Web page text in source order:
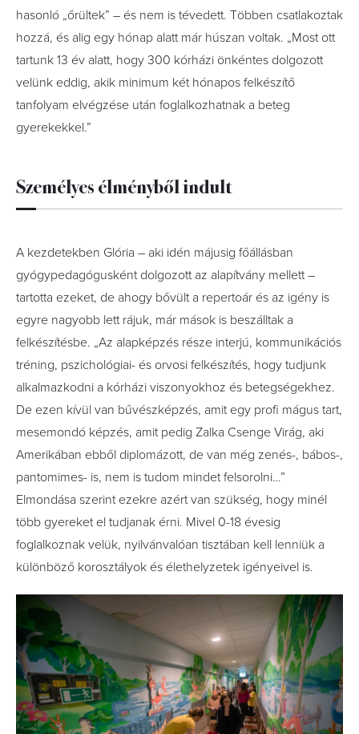
hasonló „őrültek” – és nem is tévedett. Többen csatlakoztak
hozzá, és alig egy hónap alatt már húszan voltak. „Most ott
tartunk 13 év alatt, hogy 300 kórházi önkéntes dolgozott
velünk eddig, akik minimum két hónapos felkészítő
tanfolyam elvégzése után foglalkozhatnak a beteg
gyerekekkel.”
Személyes élményből indult
A kezdetekben Glória – aki idén májusig főállásban
gyógypedagógusként dolgozott az alapítvány mellett –
tartotta ezeket, de ahogy bővült a repertoár és az igény is
egyre nagyobb lett rájuk, már mások is beszálltak a
felkészítésbe. „Az alapképzés része interjú, kommunikációs
tréning, pszichológiai- és orvosi felkészítés, hogy tudjunk
alkalmazkodni a kórházi viszonyokhoz és betegségekhez.
De ezen kívül van bűvészképzés, amit egy profi mágus tart,
mesemondó képzés, amit pedig Zalka Csenge Virág, aki
Amerikában ebből diplomázott, de van még zenés-, bábos-,
pantomimes- is, nem is tudom mindet felsorolni…”
Elmondása szerint ezekre azért van szükség, hogy minél
több gyereket el tudjanak érni. Mivel 0-18 évesig
foglalkoznak velük, nyilvánvalóan tisztában kell lenniük a
különböző korosztályok és élethelyzetek igényeivel is.